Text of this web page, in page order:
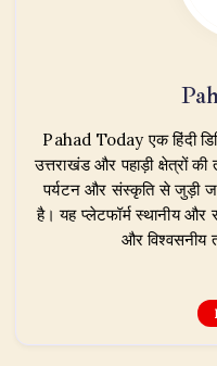
Pahad Today एक हिंदी
उत्तराखंड और पहाड़ी क्षेत्रों की
पर्यटन और संस्कृति से जुड़ी
है। यह प्लेटफॉर्म स्थानीय और
और विश्वसनीय